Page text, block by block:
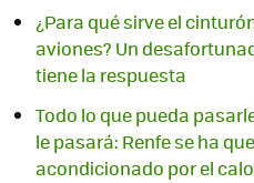
¿Para qué sirve el
aviones? Un
tiene la respuesta
Todo lo que pueda
le pasará: Renfe se ha
acondicionado por el